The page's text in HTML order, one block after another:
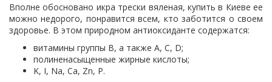
Вполне обосновано икра трески вяленая, купить в Киеве ее
можно недорого, понравится всем, кто заботится о своем
здоровье. В этом природном антиоксиданте содержатся:
витамины группы B, а также A, C, D;
полиненасыщенные жирные кислоты;
K, I, Na, Ca, Zn, P.